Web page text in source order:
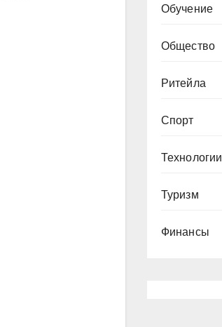
Обучение
Общество
Ритейла
Спорт
Технологии
Туризм
Финансы